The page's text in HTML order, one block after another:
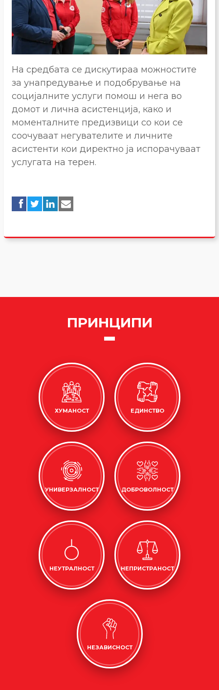
На средбата се дискутираа можностите
за унапредување и подобрување на
социјалните услуги помош и нега во
домот и лична асистенција, како и
моменталните предизвици со кои се
соочуваат негувателите и личните
асистенти кои директно ја испорачуваат
услугата на терен.
ПРИНЦИПИ
ХУМАНОСТ ЕДИНСТВО
УНИВЕРЗАЛНОСТ ДОБРОВОЛНОСТ
НЕУТРАЛНОСТ НЕПРИСТРАНОСТ
НЕЗАВИСНОСТ